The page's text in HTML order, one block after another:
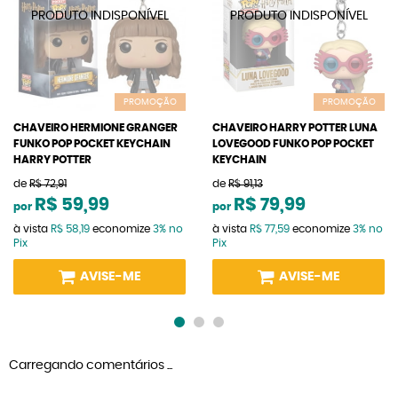
PROMOÇÃO
CHAVEIRO HERMIONE GRANGER
FUNKO POP POCKET KEYCHAIN
HARRY POTTER
de R$ 72,91
por R$ 59,99
à vista R$ 58,19 economize 3% no
Pix
AVISE-ME
PROMOÇÃO
CHAVEIRO HARRY POTTER LUNA
LOVEGOOD FUNKO POP POCKET
KEYCHAIN
de R$ 91,13
por R$ 79,99
à vista R$ 77,59 economize 3% no
Pix
AVISE-ME
Carregando comentários ...